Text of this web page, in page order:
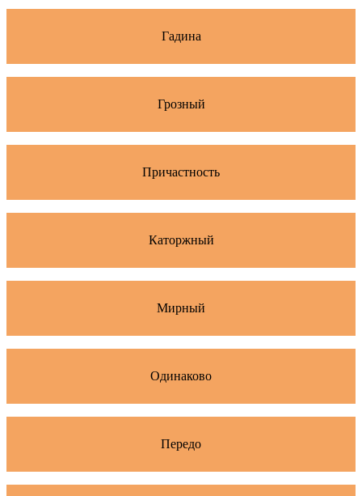
Гадина
Грозный
Причастность
Каторжный
Мирный
Одинаково
Передо